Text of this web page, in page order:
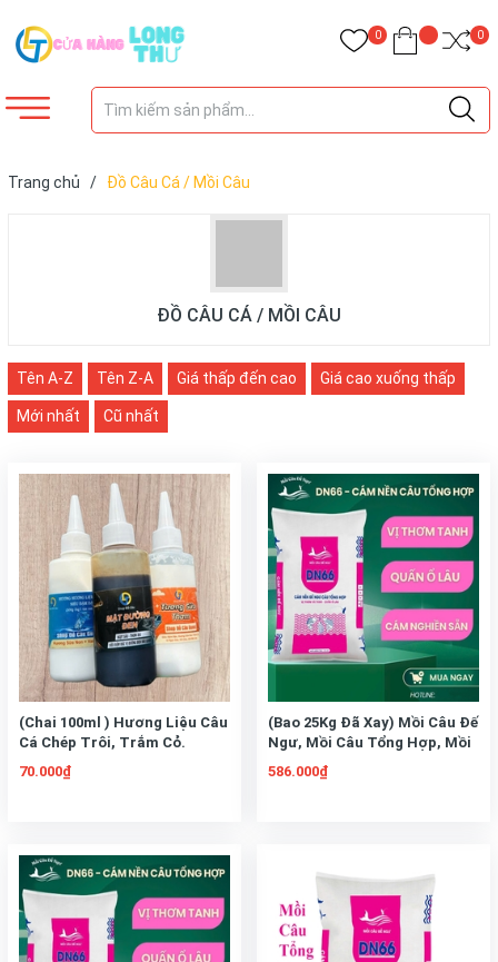
0 0
Trang chủ / Đồ Câu Cá / Mồi Câu
ĐỒ CÂU CÁ / MỒI CÂU
Tên A-Z Tên Z-A Giá thấp đến cao Giá cao xuống thấp
Mới nhất Cũ nhất
(Chai 100ml ) Hương Liệu Câu
Cá Chép Trôi, Trắm Cỏ.
Tương Sữa Thơm, Hương
Sữa Non, Mật Đường Đen
70.000₫
(Bao 25Kg Đã Xay) Mồi Câu Đế
Ngư, Mồi Câu Tổng Hợp, Mồi
Câu Chép, Mồi Câu Rô Phi
586.000₫